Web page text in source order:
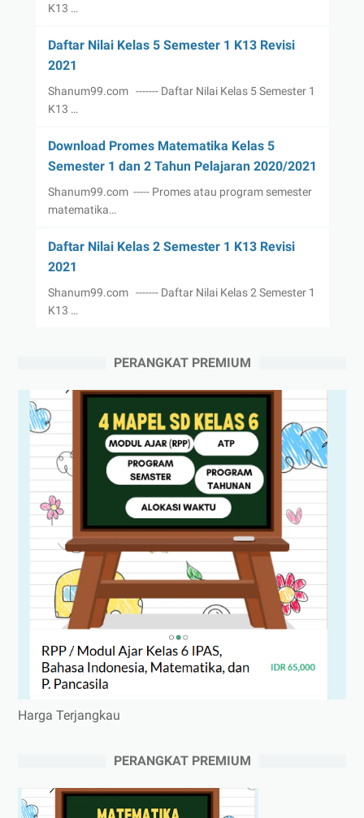
K13 …
Daftar Nilai Kelas 5 Semester 1 K13 Revisi
2021
Shanum99.com ------- Daftar Nilai Kelas 5 Semester 1
K13 …
Download Promes Matematika Kelas 5
Semester 1 dan 2 Tahun Pelajaran 2020/2021
Shanum99.com ----- Promes atau program semester
matematika…
Daftar Nilai Kelas 2 Semester 1 K13 Revisi
2021
Shanum99.com ------- Daftar Nilai Kelas 2 Semester 1
K13 …
PERANGKAT PREMIUM
Harga Terjangkau
PERANGKAT PREMIUM